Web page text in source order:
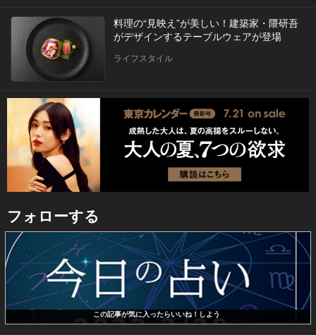
料理の“見映え”が美しい！建築家・隈研吾
がデザインするテーブルウェアが登場
ライフスタイル
フォローする
この記事が気に入ったらいいね！しよう